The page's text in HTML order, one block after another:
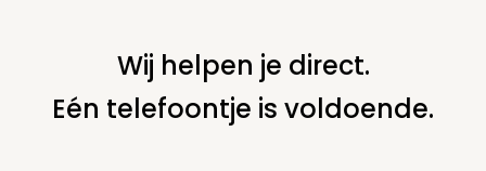
U bent hier: home juridisch begraven kist of ander
twee persoonsgrafkist (en ontheffing ovj?)
Wij helpen je direct.
Eén telefoontje is voldoende.